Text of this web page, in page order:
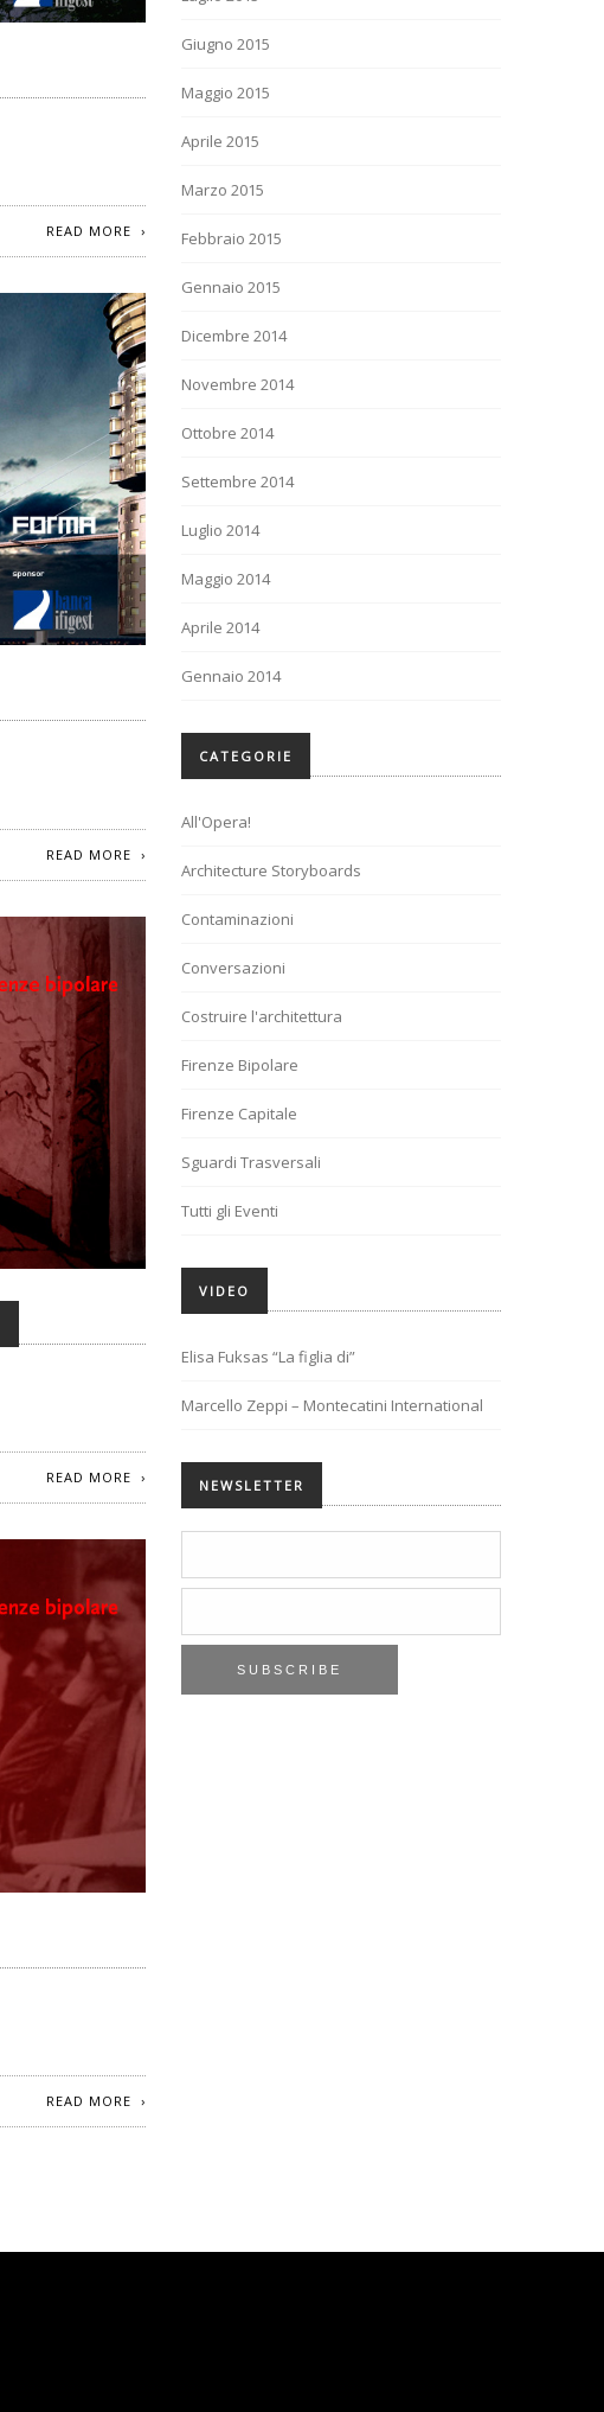
READ MORE
READ MORE
READ MORE
READ MORE
Giugno 2015
Maggio 2015
Aprile 2015
Marzo 2015
Febbraio 2015
Gennaio 2015
Dicembre 2014
Novembre 2014
Ottobre 2014
Settembre 2014
Luglio 2014
Maggio 2014
Aprile 2014
Gennaio 2014
CATEGORIE
All'Opera!
Architecture Storyboards
Contaminazioni
Conversazioni
Costruire l'architettura
Firenze Bipolare
Firenze Capitale
Sguardi Trasversali
Tutti gli Eventi
VIDEO
Elisa Fuksas “La figlia di”
Marcello Zeppi – Montecatini International
NEWSLETTER